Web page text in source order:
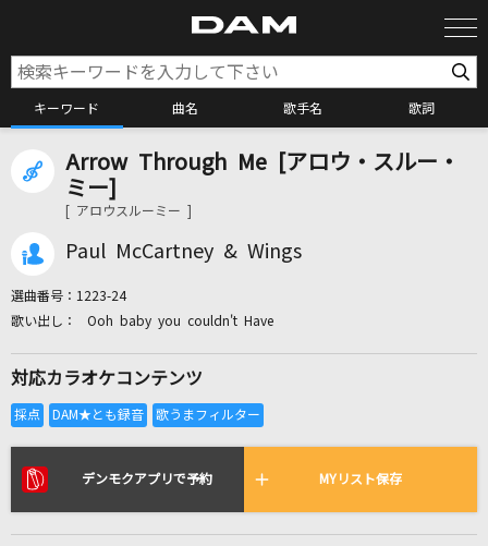
キーワード 曲名 歌手名 歌詞
カラオケ検索
カラオケ店舗検索
カラオケリクエスト
リアルタイムで歌われている曲の一覧
[生音]翳(かげ)りゆく部屋
Arrow Through Me [アロウ・スルー・
ミー]
[ アロウスルーミー ]
Paul McCartney & Wings
選曲番号： 1223-24
Ooh baby you couldn't Have
対応カラオケコンテンツ
デンモクアプリで予約 MYリスト保存